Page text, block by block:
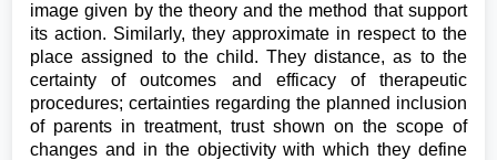
image given by the theory and the method that support
its action. Similarly, they approximate in respect to the
place assigned to the child. They distance, as to the
certainty of outcomes and efficacy of therapeutic
procedures; certainties regarding the planned inclusion
of parents in treatment, trust shown on the scope of
changes and in the objectivity with which they define